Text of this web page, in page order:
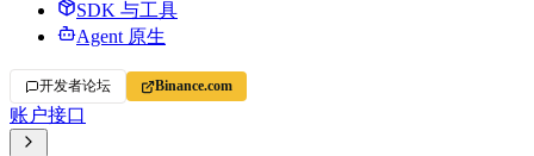
SDK 与工具
Agent 原生
开发者论坛 Binance.com
账户接口